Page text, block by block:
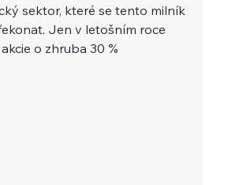
sektor, které se tento milník
Jen v letošním roce
o zhruba 30 %